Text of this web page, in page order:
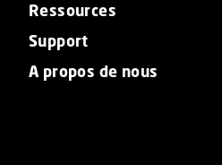
Ressources
Support
A propos de nous